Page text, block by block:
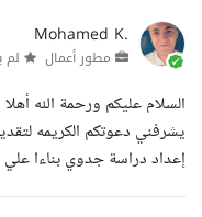
Mohamed K.
مطور أعمال
السلام عليكم ورحمة الله
يشرفني دعوتكم الكريمه
إعداد دراسة جدوي بناءا